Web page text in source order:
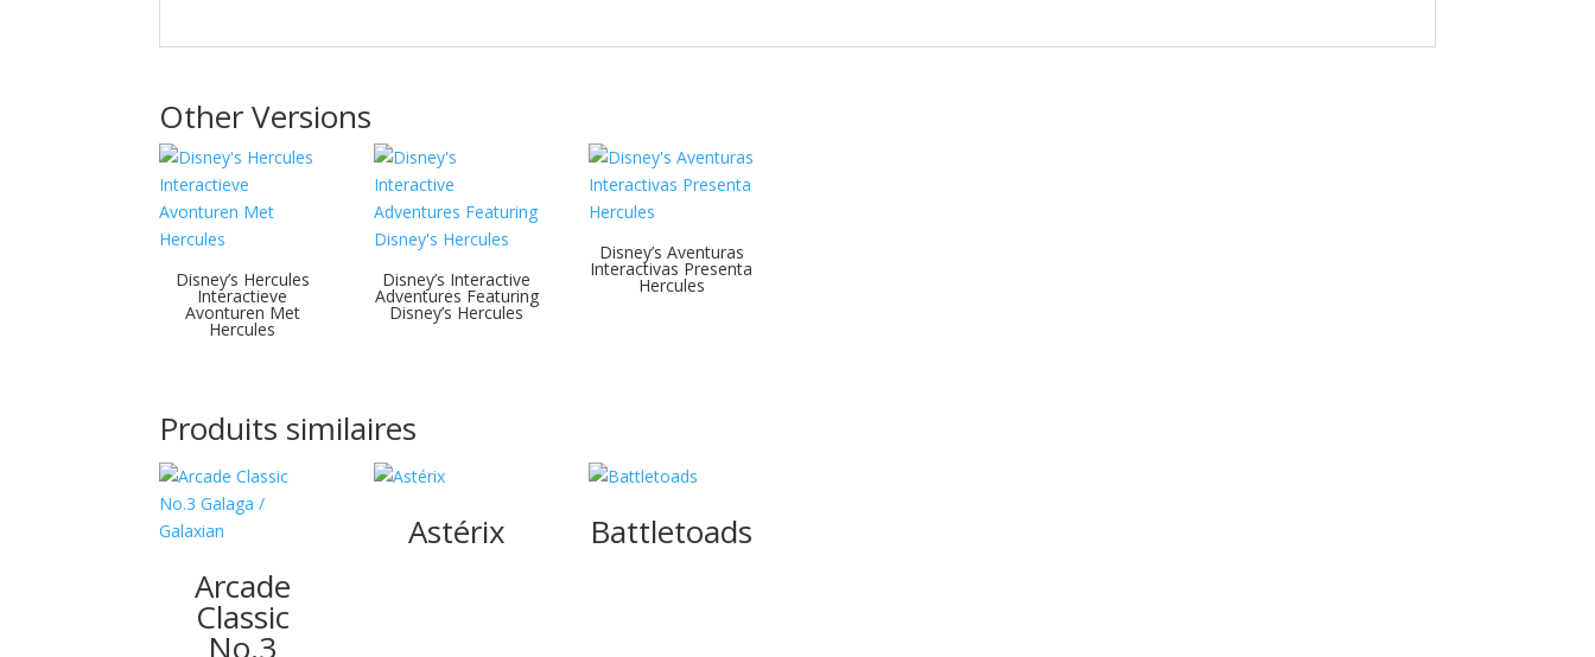
Other Versions
Disney’s Hercules
Interactieve
Avonturen Met
Hercules
Disney’s Interactive
Adventures Featuring
Disney’s Hercules
Disney’s Aventuras
Interactivas Presenta
Hercules
Produits similaires
Arcade
Classic
No.3
Astérix Battletoads